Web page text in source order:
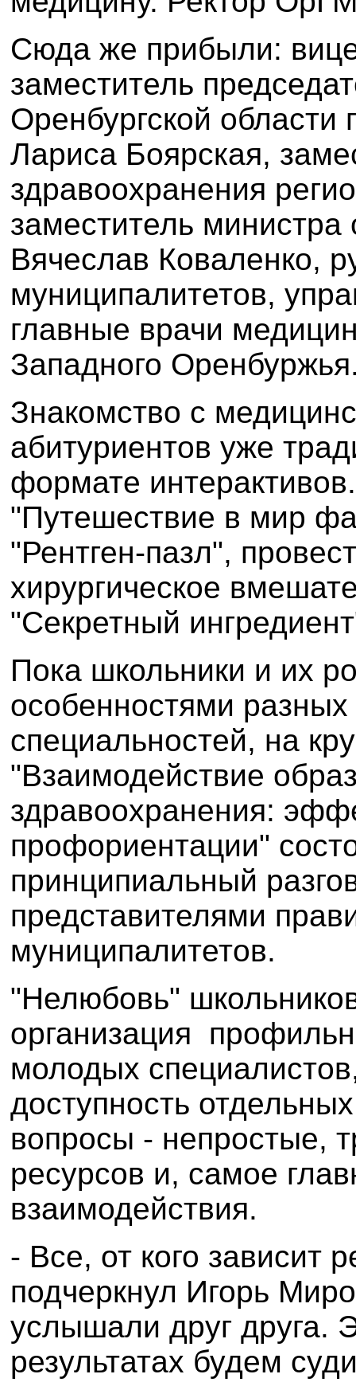
Сюда же прибыли:
заместитель
Оренбургской области
Лариса Боярская,
здравоохранения
заместитель министра
Вячеслав Коваленко,
муниципалитетов,
главные врачи
Западного
Знакомство с
абитуриентов уже
формате
"Путешествие в мир
"Рентген-пазл",
хирургическое
"Секретный
Пока школьники и их
особенностями
специальностей, на
"Взаимодействие
здравоохранения:
профориентации"
принципиальный
представителями
муниципалитетов.
"Нелюбовь"
организация
молодых
доступность
вопросы - непростые,
ресурсов и, самое
взаимодействия.
- Все, от кого зависит
подчеркнул Игорь
услышали друг друга.
результатах будем